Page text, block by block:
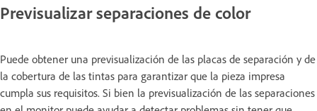
Previsualizar separaciones de color
Puede obtener una previsualización de las placas de separación y de
la cobertura de las tintas para garantizar que la pieza impresa
cumpla sus requisitos. Si bien la previsualización de las separaciones